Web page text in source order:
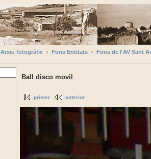
Arxiu fotogràfic Fons Entitats
Fons de l'AV Sant
Ball disco movil
primer anterior